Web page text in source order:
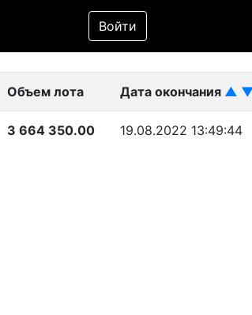
Войти
Фильтр
Объем лота Дата окончания ▲
3 664 350.00 19.08.2022 13:49:44